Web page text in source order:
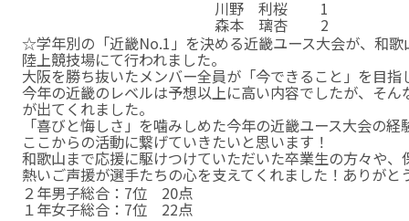
川野 利桜 1
森本 璃杏
2
☆学年別の「近畿No.1」を決める近畿ユース大会が、和歌
陸上競技場にて行われました。
大阪を勝ち抜いたメンバー全員が「今できること」を目指
今年の近畿のレベルは予想以上に高い内容でしたが、そ
が出てくれました。
「喜びと悔しさ」を噛みしめた今年の近畿ユース大会の
ここからの活動に繋げていきたいと思います！
和歌山まで応援に駆けつけていただいた卒業生の方々や
熱いご声援が選手たちの心を支えてくれました！ありがと
２年男子総合：7位 20点
１年女子総合：7位 22点